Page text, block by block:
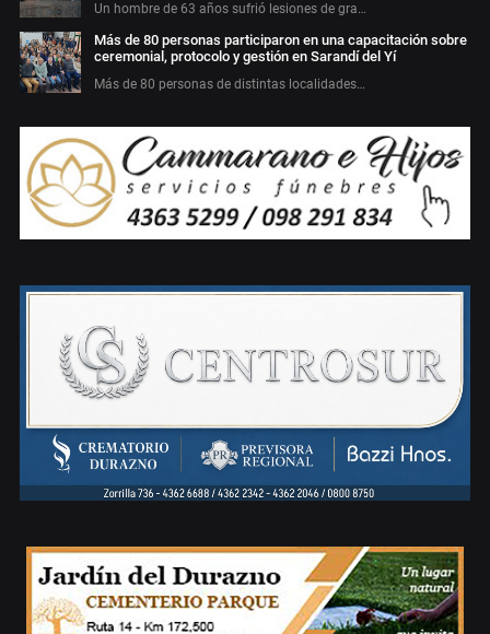
Un hombre de 63 años sufrió lesiones de gra…
Más de 80 personas participaron en una capacitación sobre
ceremonial, protocolo y gestión en Sarandí del Yí
Más de 80 personas de distintas localidades…